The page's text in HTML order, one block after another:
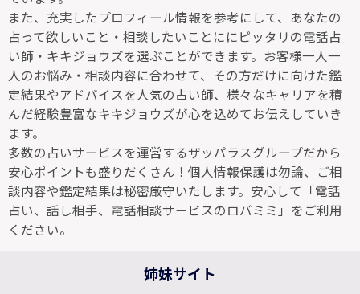
また、充実したプロフィール情報を参考にして、あなたの
占って欲しいこと・相談したいことににピッタリの電話占
い師・キキジョウズを選ぶことができます。お客様一人一
人のお悩み・相談内容に合わせて、その方だけに向けた鑑
定結果やアドバイスを人気の占い師、様々なキャリアを積
んだ経験豊富なキキジョウズが心を込めてお伝えしていき
ます。
多数の占いサービスを運営するザッパラスグループだから
安心ポイントも盛りだくさん！個人情報保護は勿論、ご相
談内容や鑑定結果は秘密厳守いたします。安心して「電話
占い、話し相手、電話相談サービスのロバミミ」をご利用
ください。
姉妹サイト